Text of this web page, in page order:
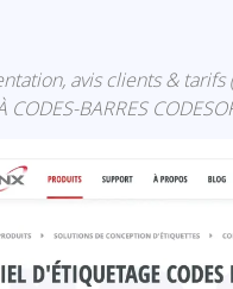
avis clients &
CODES-BARRES